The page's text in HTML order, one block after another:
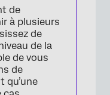
de
à plusieurs
de
de la
de vous
de
qu’une